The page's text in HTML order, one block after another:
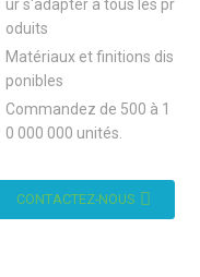
ur s'adapter à tous les pr
oduits
Matériaux et finitions dis
ponibles
Commandez de 500 à 1
0 000 000 unités.
CONTACTEZ-NOUS